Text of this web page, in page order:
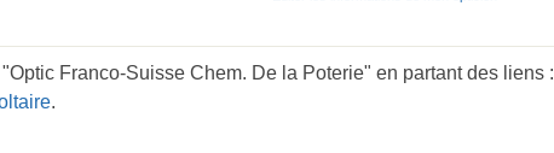
Franco-Suisse Chem. De la Poterie" en partant des liens :
.